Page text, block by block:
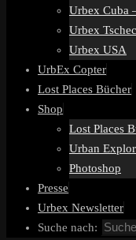
Urbex Cuba
Urbex
Urbex USA
UrbEx Copter
Lost Places Bücher
Shop
Lost Places
Urban
Photoshop
Presse
Urbex Newsletter
Suche nach: